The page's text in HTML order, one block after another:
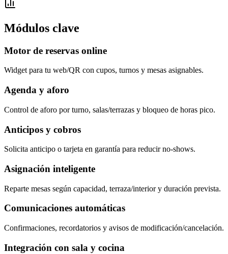
Módulos clave
Motor de reservas online
Widget para tu web/QR con cupos, turnos y mesas asignables.
Agenda y aforo
Control de aforo por turno, salas/terrazas y bloqueo de horas pico.
Anticipos y cobros
Solicita anticipo o tarjeta en garantía para reducir no-shows.
Asignación inteligente
Reparte mesas según capacidad, terraza/interior y duración prevista.
Comunicaciones automáticas
Confirmaciones, recordatorios y avisos de modificación/cancelación.
Integración con sala y cocina